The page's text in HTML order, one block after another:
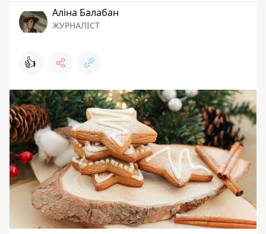
Аліна Балабан
ЖУРНАЛІСТ
👍